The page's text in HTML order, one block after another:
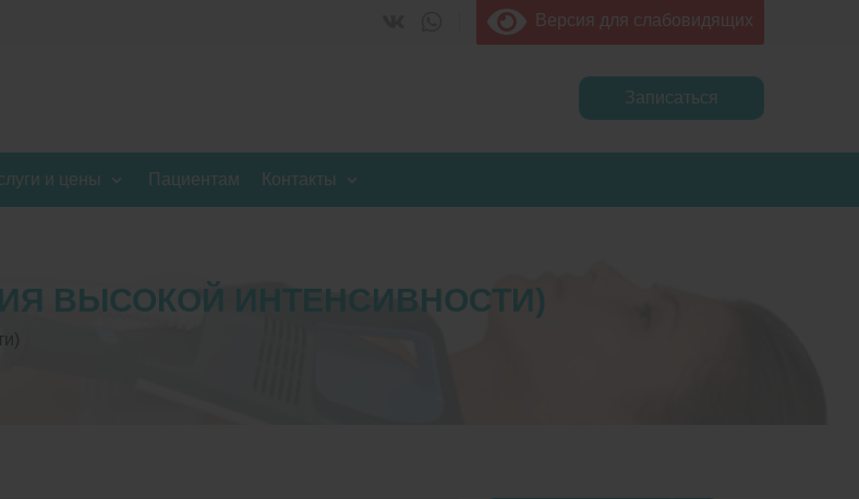
Версия для слабовидящих
Записаться
и цены Пациентам Контакты
ВЫСОКОЙ ИНТЕНСИВНОСТИ)